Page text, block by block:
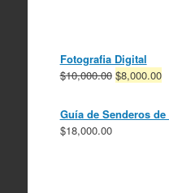
Fotografia Digital
$10,000.00 El
original
era:
$8,000.00El
Guía de Senderos
$18,000.00